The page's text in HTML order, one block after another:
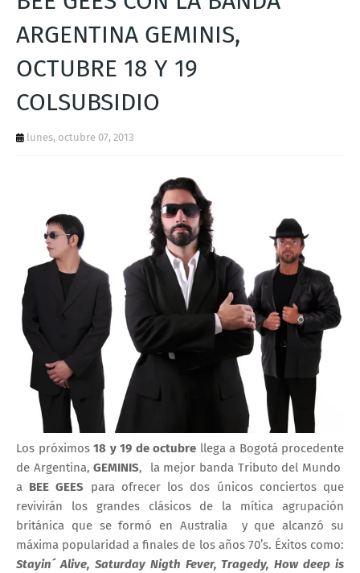
T
S
ARGENTINA GEMINIS,
OCTUBRE 18 Y 19
COLSUBSIDIO
lunes, octubre 07, 2013
Los próximos 18 y 19 de octubre llega a Bogotá procedente
de Argentina,GEMINIS, la mejor banda Tributo del Mundo
a BEE GEES para ofrecer los dos únicos conciertos que
revivirán los grandes clásicos de la mítica agrupación
británica que se formó en Australia y que alcanzó su
máxima popularidad a finales de los años 70’s. Éxitos como:
Stayin´ Alive, Saturday Nigth Fever, Tragedy, How deep is